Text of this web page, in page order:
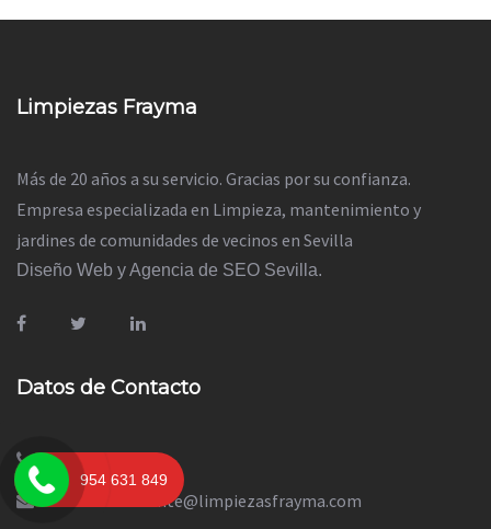
Limpiezas Frayma
Más de 20 años a su servicio. Gracias por su confianza.
Empresa especializada en Limpieza, mantenimiento y
jardines de comunidades de vecinos en Sevilla
Diseño Web y Agencia de SEO Sevilla.
Datos de Contacto
954 631 849
atencionalcliente@limpiezasfrayma.com
954 631 849